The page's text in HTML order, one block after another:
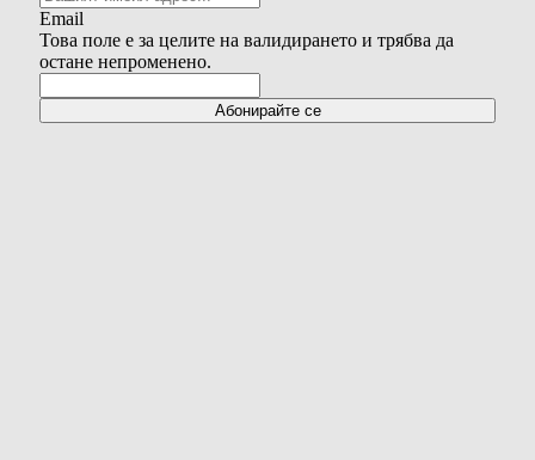
Email
Това поле е за целите на валидирането и трябва да
остане непроменено.